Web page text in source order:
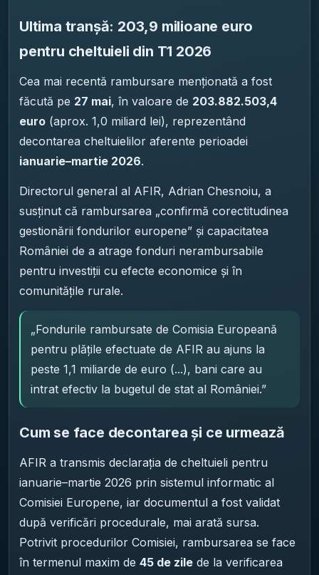
Ultima tranșă: 203,9 milioane euro
pentru cheltuieli din T1 2026
Cea mai recentă rambursare menționată a fost
făcută pe 27 mai, în valoare de 203.882.503,4
euro (aprox. 1,0 miliard lei), reprezentând
decontarea cheltuielilor aferente perioadei
ianuarie–martie 2026.
Directorul general al AFIR, Adrian Chesnoiu, a
susținut că rambursarea „confirmă corectitudinea
gestionării fondurilor europene” și capacitatea
României de a atrage fonduri nerambursabile
pentru investiții cu efecte economice și în
comunitățile rurale.
„Fondurile rambursate de Comisia Europeană
pentru plățile efectuate de AFIR au ajuns la
peste 1,1 miliarde de euro (...), bani care au
intrat efectiv la bugetul de stat al României.”
Cum se face decontarea și ce urmează
AFIR a transmis declarația de cheltuieli pentru
ianuarie–martie 2026 prin sistemul informatic al
Comisiei Europene, iar documentul a fost validat
după verificări procedurale, mai arată sursa.
Potrivit procedurilor Comisiei, rambursarea se face
în termenul maxim de 45 de zile de la verificarea